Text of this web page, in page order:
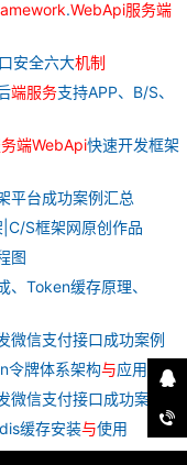
.WebApi服务端
安全六大机制
端服务支持APP、B/S、
端WebApi快速开发框架
平台成功案例汇总
S框架网原创作品
图
、Token缓存原理、
微信支付接口成功案例
令牌体系架构与应用详解
微信支付接口成功案例
缓存安装与使用